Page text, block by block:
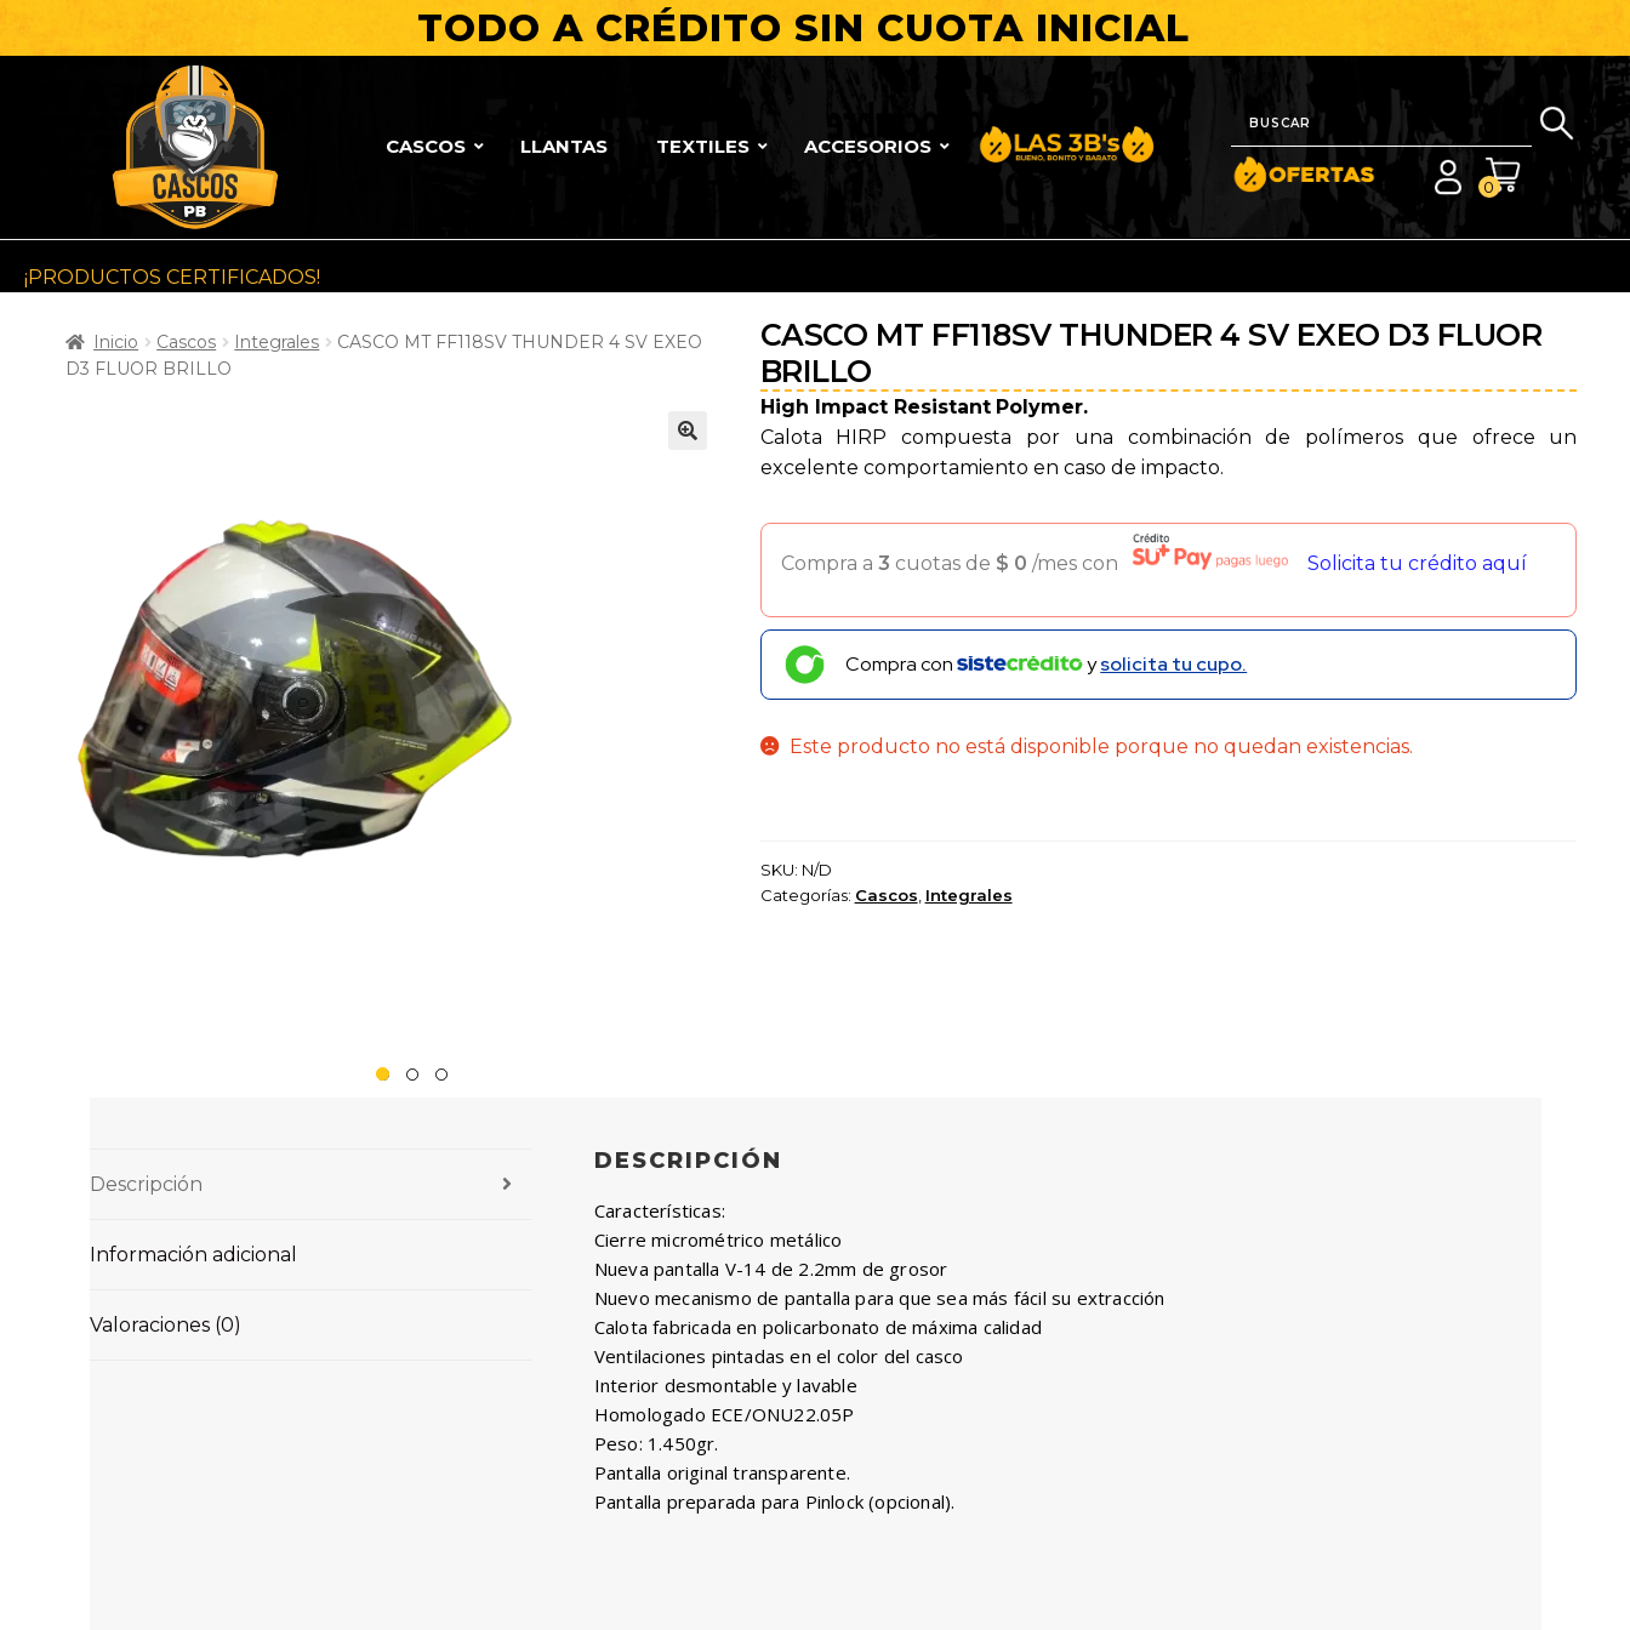
TODO A CRÉDITO SIN CUOTA INICIAL
CASCOS LLANTAS TEXTILES ACCESORIOS Bueno, Bonito y Barato
0
¡PRODUCTOS CERTIFICADOS!
Inicio Cascos Integrales
CASCO MT FF118SV THUNDER 4 SV EXEO
D3 FLUOR BRILLO
CASCO MT FF118SV THUNDER 4 SV EXEO D3 FLUOR
BRILLO
High Impact Resistant Polymer.
Calota HIRP compuesta por una combinación de polímeros que ofrece un
excelente comportamiento en caso de impacto.
Compra a 3 cuotas de $ 0 /mes con Solicita tu crédito aquí
Compra con ysolicita tu cupo.
Este producto no está disponible porque no quedan existencias.
SKU: N/D
Categorías: Cascos Integrales
Descripción
Información adicional
Valoraciones (0)
DESCRIPCIÓN
Características:
Cierre micrométrico metálico
Nueva pantalla V-14 de 2.2mm de grosor
Nuevo mecanismo de pantalla para que sea más fácil su extracción
Calota fabricada en policarbonato de máxima calidad
Ventilaciones pintadas en el color del casco
Interior desmontable y lavable
Homologado ECE/ONU22.05P
Peso: 1.450gr.
Pantalla original transparente.
Pantalla preparada para Pinlock (opcional).